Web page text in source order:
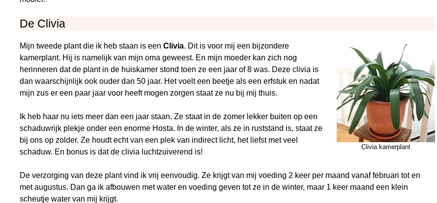
De Clivia
Clivia kamerplant
Mijn tweede plant die ik heb staan is een Clivia. Dit is voor mij een bijzondere
kamerplant. Hij is namelijk van mijn oma geweest. En mijn moeder kan zich nog
herinneren dat de plant in de huiskamer stond toen ze een jaar of 8 was. Deze clivia is
dan waarschijnlijk ook ouder dan 50 jaar. Het voelt een beetje als een erfstuk en nadat
mijn zus er een paar jaar voor heeft mogen zorgen staat ze nu bij mij thuis.
Ik heb haar nu iets meer dan een jaar staan. Ze staat in de zomer lekker buiten op een
schaduwrijk plekje onder een enorme Hosta. In de winter, als ze in ruststand is, staat ze
bij ons op zolder. Ze houdt echt van een plek van indirect licht, het liefst met veel
schaduw. En bonus is dat de clivia luchtzuiverend is!
De verzorging van deze plant vind ik vrij eenvoudig. Ze krijgt van mij voeding 2 keer per maand vanaf februari tot en
met augustus. Dan ga ik afbouwen met water en voeding geven tot ze in de winter, maar 1 keer maand een klein
scheutje water van mij krijgt.